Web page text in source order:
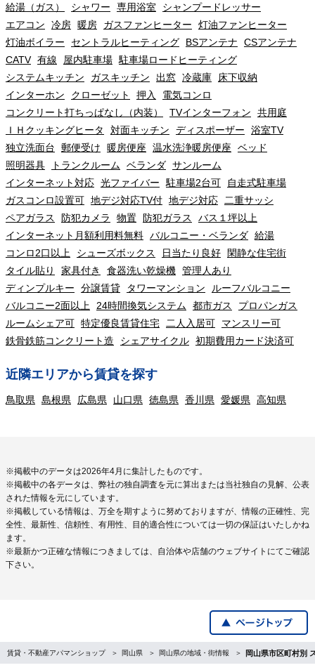
給湯（ガス）
シャワー 専用浴室
シャンプードレッサー
エアコン
冷房 暖房 ガスファンヒーター
灯油ファンヒーター
灯油ボイラー
セントラルヒーティング BSアンテナ
CSアンテナ
CATV 有線 屋内駐車場 駐車場ロードヒーティング
システムキッチン
ガスキッチン 出窓 冷蔵庫
床下収納
インターホン
クローゼット 押入
電気コンロ
コンクリート打ちっぱなし（内装）
TVインターフォン
共用庭
ＩＨクッキングヒータ
対面キッチン ディスポーザー
浴室TV
独立洗面台
郵便受け 暖房便座 温水洗浄暖房便座
ベッド
照明器具
トランクルーム ベランダ サンルーム
インターネット対応 光ファイバー 駐車場2台可
自走式駐車場
ガスコンロ設置可 地デジ対応TV付 地デジ対応 二重サッシ
ペアガラス
防犯カメラ 物置 防犯ガラス
バス１坪以上
インターネット月額利用料無料 バルコニー・ベランダ 給湯
コンロ2口以上
シューズボックス 日当たり良好
閑静な住宅街
タイル貼り
家具付き 食器洗い乾燥機 管理人あり
ディンプルキー
分譲賃貸 タワーマンション
ルーフバルコニー
バルコニー2面以上 24時間換気システム 都市ガス
プロパンガス
ルームシェア可 特定優良賃貸住宅 二人入居可
マンスリー可
鉄骨鉄筋コンクリート造
シェアサイクル 初期費用カード決済可
近隣エリアから賃貸を探す
鳥取県 島根県 広島県 山口県 徳島県 香川県 愛媛県 高知県
※掲載中のデータは2026年4月に集計したものです。
※掲載中の各データは、弊社の独自調査を元に算出または当社独自の見解、公表
された情報を元にしています。
※掲載している情報は、万全を期すように努めておりますが、情報の正確性、完
全性、最新性、信頼性、有用性、目的適合性については一切の保証はいたしかね
ます。
※最新かつ正確な情報につきましては、自治体や店舗のウェブサイトにてご確認
下さい。
賃貸・不動産アパマンショップ 岡山県 岡山県の地域・街情報 岡山県市区町村別